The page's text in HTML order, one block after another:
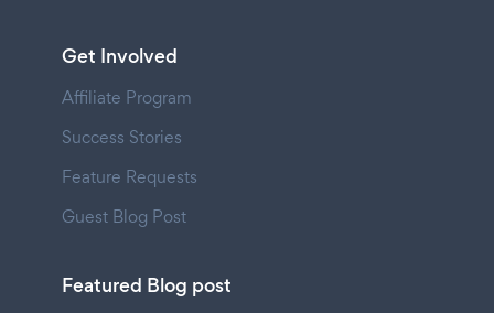
Get Involved
Affiliate Program
Success Stories
Feature Requests
Guest Blog Post
Featured Blog post